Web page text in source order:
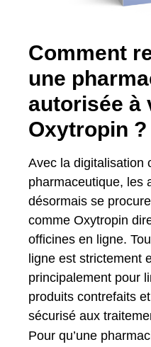
Comment
une
autorisée à
Oxytropin ?
Avec la digitalisation
pharmaceutique, les
désormais se
comme Oxytropin
officines en ligne.
ligne est strictement
principalement pour
produits contrefaits
sécurisé aux
Pour qu’une